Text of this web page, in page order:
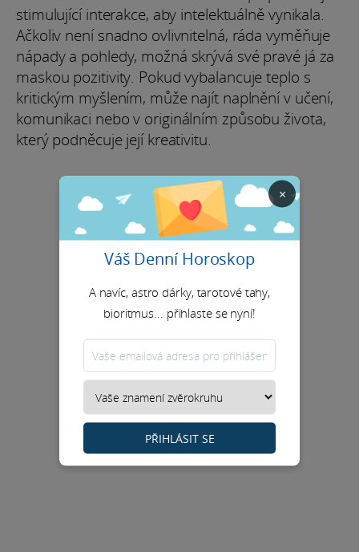
stimulující interakce, aby intelektuálně vynikala.
Ačkoliv není snadno ovlivnitelná, ráda vyměňuje
nápady a pohledy, možná skrývá své pravé já za
maskou pozitivity. Pokud vybalancuje teplo s
kritickým myšlením, může najít naplnění v učení,
komunikaci nebo v originálním způsobu života,
který podněcuje její kreativitu.
×
Váš Denní Horoskop
A navíc, astro dárky, tarotové tahy,
bioritmus... přihlaste se nyní!
PŘIHLÁSIT SE